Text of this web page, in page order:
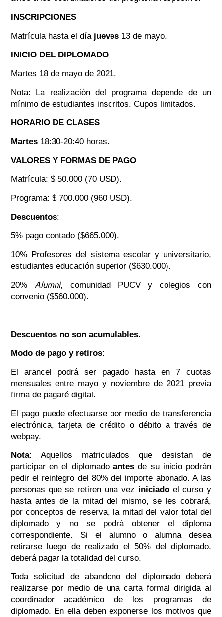
INSCRIPCIONES
Matrícula hasta el día jueves 13 de mayo.
INICIO DEL DIPLOMADO
Martes 18 de mayo de 2021.
Nota: La realización del programa depende de un
mínimo de estudiantes inscritos. Cupos limitados.
HORARIO DE CLASES
Martes18:30-20:40 horas.
VALORES Y FORMAS DE PAGO
Matrícula: $ 50.000 (70 USD).
Programa: $ 700.000 (960 USD).
Descuentos:
5% pago contado ($665.000).
10% Profesores del sistema escolar y universitario,
estudiantes educación superior ($630.000).
20% Alumni, comunidad PUCV y colegios con
convenio ($560.000).
Descuentos no son acumulables.
Modo de pago y retiros:
El arancel podrá ser pagado hasta en 7 cuotas
mensuales entre mayo y noviembre de 2021 previa
firma de pagaré digital.
El pago puede efectuarse por medio de transferencia
electrónica, tarjeta de crédito o débito a través de
webpay.
Nota: Aquellos matriculados que desistan de
participar en el diplomado antes de su inicio podrán
pedir el reintegro del 80% del importe abonado. A las
personas que se retiren una vez iniciadoel curso y
hasta antes de la mitad del mismo, se les cobrará,
por conceptos de reserva, la mitad del valor total del
diplomado y no se podrá obtener el diploma
correspondiente. Si el alumno o alumna desea
retirarse luego de realizado el 50% del diplomado,
deberá pagar la totalidad del curso.
Toda solicitud de abandono del diplomado deberá
realizarse por medio de una carta formal dirigida al
coordinador académico de los programas de
diplomado. En ella deben exponerse los motivos que